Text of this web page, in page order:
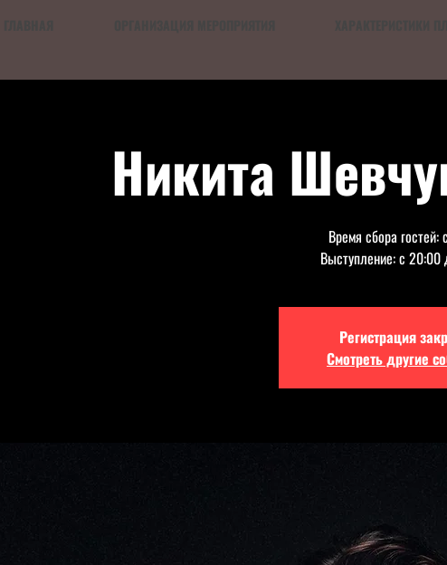
Никита
Время сбора гостей:
Выступление: с 20:00
Регистрация
Смотреть другие